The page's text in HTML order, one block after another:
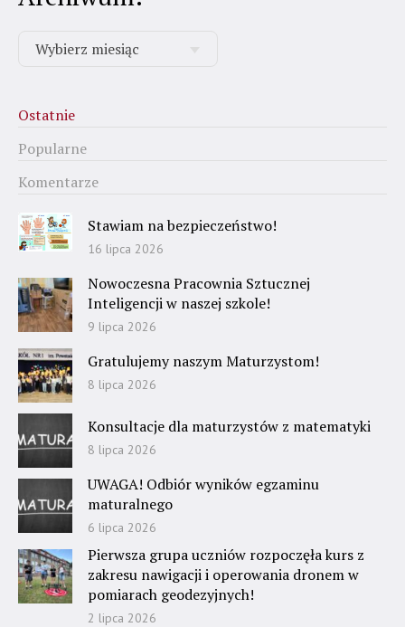
Ostatnie
Popularne
Komentarze
Stawiam na bezpieczeństwo!
16 lipca 2026
Nowoczesna Pracownia Sztucznej
Inteligencji w naszej szkole!
9 lipca 2026
Gratulujemy naszym Maturzystom!
8 lipca 2026
Konsultacje dla maturzystów z matematyki
8 lipca 2026
UWAGA! Odbiór wyników egzaminu
maturalnego
6 lipca 2026
Pierwsza grupa uczniów rozpoczęła kurs z
zakresu nawigacji i operowania dronem w
pomiarach geodezyjnych!
2 lipca 2026